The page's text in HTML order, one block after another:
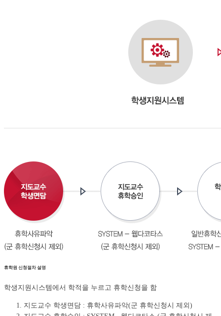
휴학원 신청절차 설명
학생지원시스템에서 학적을 누르고 휴학신청을 함
지도교수 학생면담 : 휴학사유파악(군 휴학신청시 제외)